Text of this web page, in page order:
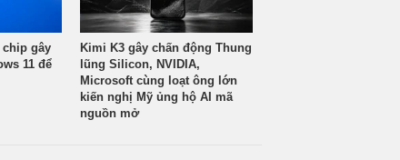
chip gây
11 để
Kimi K3 gây chấn động Thung
lũng Silicon, NVIDIA,
Microsoft cùng loạt ông lớn
kiến nghị Mỹ ủng hộ AI mã
nguồn mở